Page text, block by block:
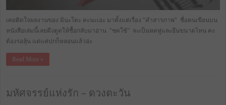
เคยติดใจผลงานของ มินะโตะ คะนะเอะ มาตั้งแต่เรื่อง "คำสารภาพ" ชื่อคนเขียนบน
หนังสือเล่มนี้เลยดึงดูดให้ซื้อกลับมาอ่าน "ชดใช้" จะเป็นหดหู่และอึนขนาดไหน คง
ต้องรอลุ้น แต่แค่ปกก็หลอนแล้วอ่ะ
Read More »
มหัศจรรย์แห่งรัก – ดวงตะวัน